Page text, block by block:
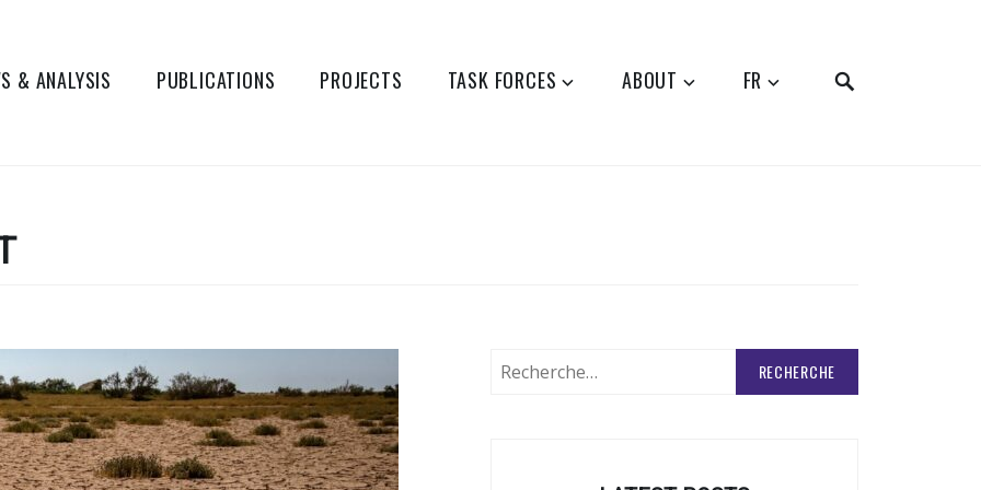
& ANALYSIS PUBLICATIONS PROJECTS TASK FORCES ABOUT FR